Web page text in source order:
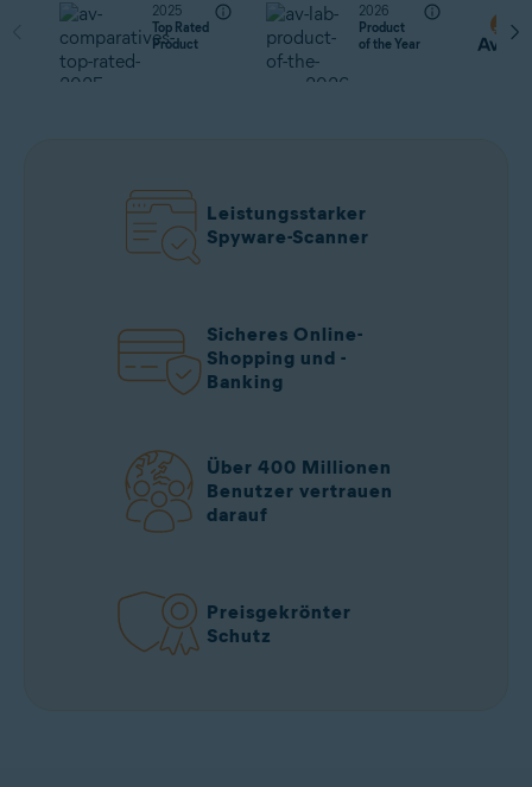
2025
Top Rated
Product
2026
Product
of the Year
Leistungsstarker
Spyware-Scanner
Sicheres Online-
Shopping und -
Banking
Über 400 Millionen
Benutzer vertrauen
darauf
Preisgekrönter
Schutz